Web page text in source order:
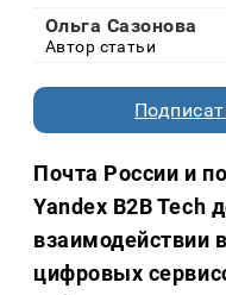
Ольга Сазонова
Автор статьи
Почта России и
Yandex B2B Tech
взаимодействии
цифровых